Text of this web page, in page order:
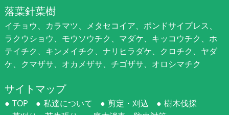
落葉針葉樹
イチョウ、カラマツ、メタセコイア、ポンドサイプレス、
ラクウショウ、モウソウチク、マダケ、キッコウチク、ホ
テイチク、キンメイチク、ナリヒラダケ、クロチク、ヤダ
ケ、クマザサ、オカメザサ、チゴザサ、オロシマチク
サイトマップ
TOP 私達について 剪定・刈込
樹木伐採